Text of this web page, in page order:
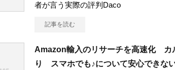
者が言う実際の評判Daco
記事を読む
Amazon輸入のリサーチを高速化 カ
り スマホでも♪について安心できな